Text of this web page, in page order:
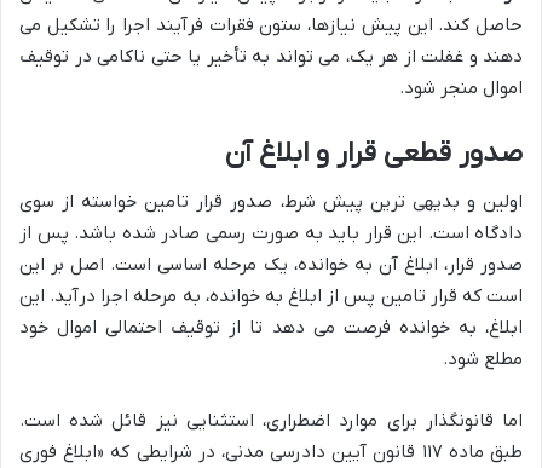
حاصل کند. این پیش نیازها، ستون فقرات فرآیند اجرا را تشکیل می
دهند و غفلت از هر یک، می تواند به تأخیر یا حتی ناکامی در توقیف
اموال منجر شود.
صدور قطعی قرار و ابلاغ آن
اولین و بدیهی ترین پیش شرط، صدور قرار تامین خواسته از سوی
دادگاه است. این قرار باید به صورت رسمی صادر شده باشد. پس از
صدور قرار، ابلاغ آن به خوانده، یک مرحله اساسی است. اصل بر این
است که قرار تامین پس از ابلاغ به خوانده، به مرحله اجرا درآید. این
ابلاغ، به خوانده فرصت می دهد تا از توقیف احتمالی اموال خود
مطلع شود.
اما قانونگذار برای موارد اضطراری، استثنایی نیز قائل شده است.
طبق ماده ۱۱۷ قانون آیین دادرسی مدنی، در شرایطی که «ابلاغ فوری